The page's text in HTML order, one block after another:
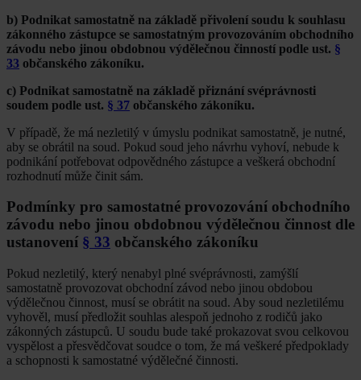
b) Podnikat samostatně na základě přivolení soudu k souhlasu
zákonného zástupce se samostatným provozováním obchodního
závodu nebo jinou obdobnou výdělečnou činností podle ust. §
33 občanského zákoníku.
c) Podnikat samostatně na základě přiznání svéprávnosti
soudem podle ust. § 37 občanského zákoníku.
V případě, že má nezletilý v úmyslu podnikat samostatně, je nutné,
aby se obrátil na soud. Pokud soud jeho návrhu vyhoví, nebude k
podnikání potřebovat odpovědného zástupce a veškerá obchodní
rozhodnutí může činit sám.
Podmínky pro samostatné provozování obchodního
závodu nebo jinou obdobnou výdělečnou činnost dle
ustanovení § 33 občanského zákoníku
Pokud nezletilý, který nenabyl plné svéprávnosti, zamýšlí
samostatně provozovat obchodní závod nebo jinou obdobou
výdělečnou činnost, musí se obrátit na soud. Aby soud nezletilému
vyhověl, musí předložit souhlas alespoň jednoho z rodičů jako
zákonných zástupců. U soudu bude také prokazovat svou celkovou
vyspělost a přesvědčovat soudce o tom, že má veškeré předpoklady
a schopnosti k samostatné výdělečné činnosti.